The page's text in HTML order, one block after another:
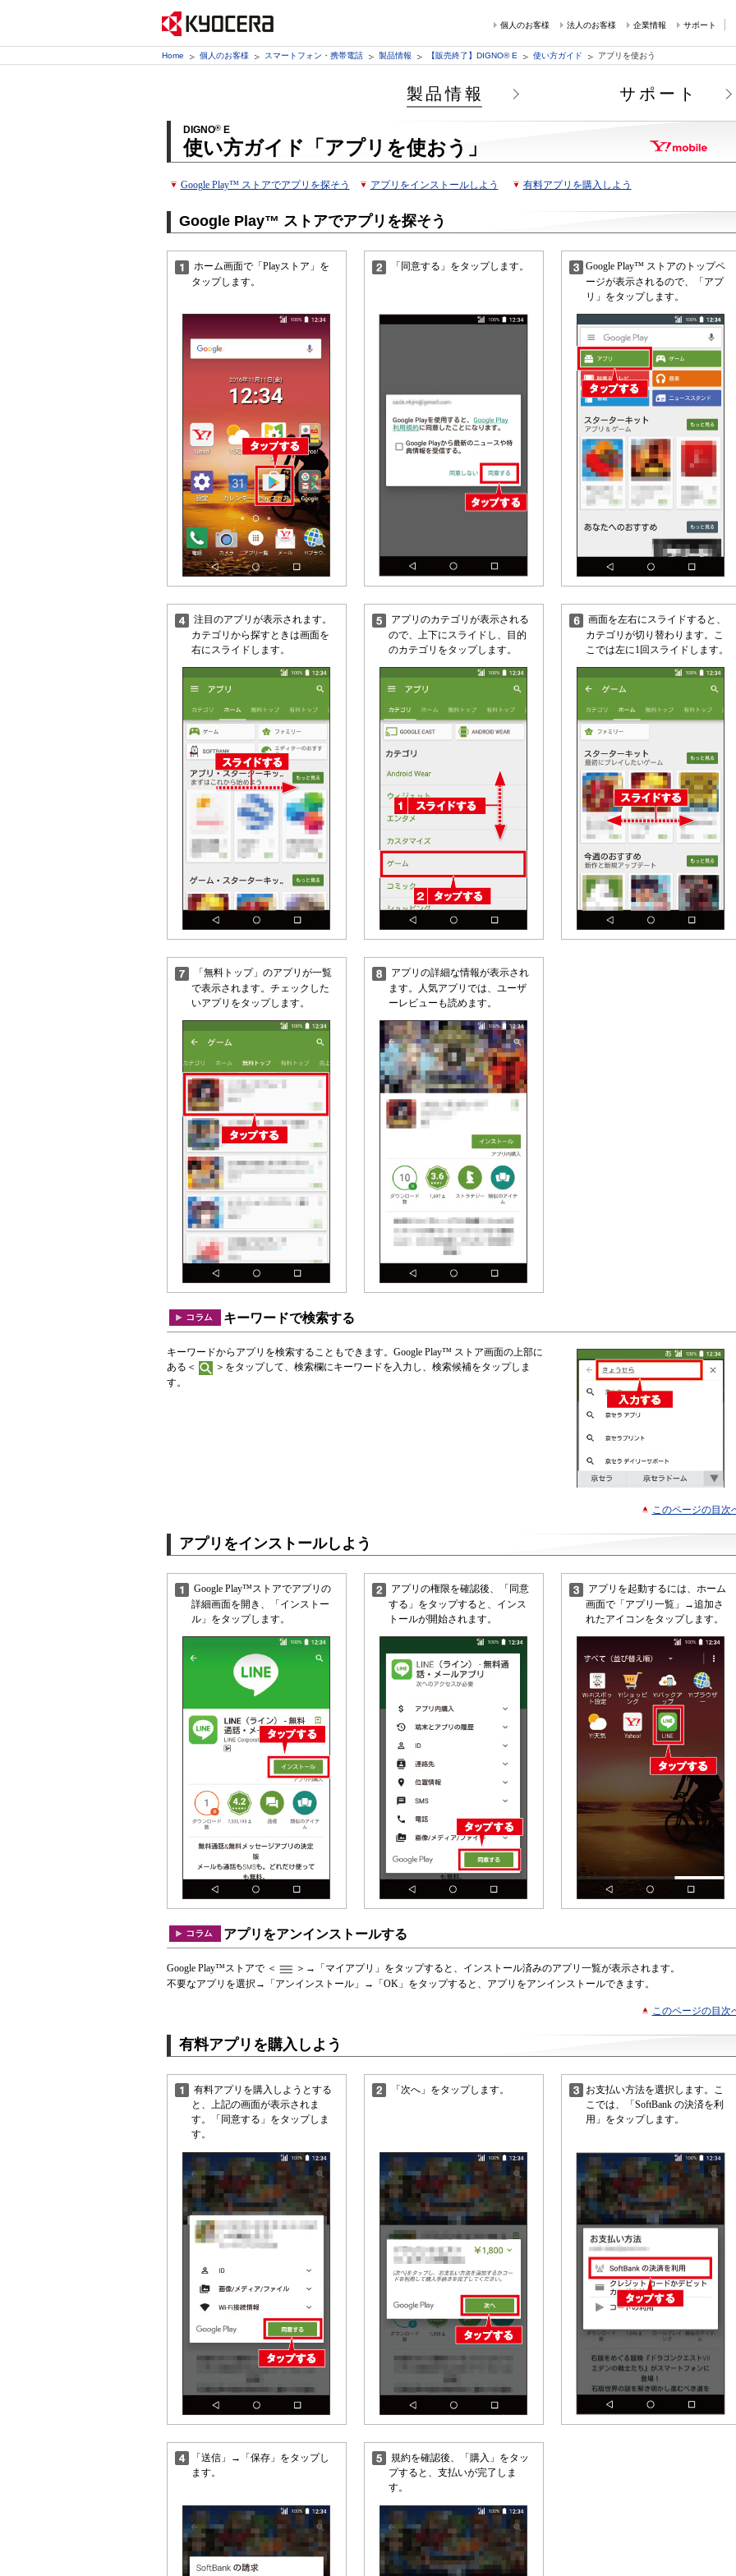
個人のお客様 法人のお客様 企業情報 サポート
Home 個人のお客様 スマートフォン・携帯電話 製品情報 【販売終了】DIGNO® E 使い方ガイド アプリを使おう
製品情報 サポート
DIGNO®E
使い方ガイド「アプリを使おう」
Google Play™ ストアでアプリを探そう アプリをインストールしよう 有料アプリを購入しよう
Google Play™ ストアでアプリを探そう
ホーム画面で「Playストア」を
タップします。
「同意する」をタップします。
Google Play™ ストアのトップペ
ージが表示されるので、「アプ
リ」をタップします。
注目のアプリが表示されます。
カテゴリから探すときは画面を
右にスライドします。
アプリのカテゴリが表示される
ので、上下にスライドし、目的
のカテゴリをタップします。
画面を左右にスライドすると、
カテゴリが切り替わります。こ
こでは左に1回スライドします。
「無料トップ」のアプリが一覧
で表示されます。チェックした
いアプリをタップします。
アプリの詳細な情報が表示され
ます。人気アプリでは、ユーザ
ーレビューも読めます。
キーワードで検索する
キーワードからアプリを検索することもできます。Google Play™ ストア画面の上部に
ある＜
＞をタップして、検索欄にキーワードを入力し、検索候補をタップしま
す。
このページの目次
アプリをインストールしよう
Google Play™ストアでアプリの
詳細画面を開き、「インストー
ル」をタップします。
アプリの権限を確認後、「同意
する」をタップすると、インス
トールが開始されます。
アプリを起動するには、ホーム
画面で「アプリ一覧」→追加さ
れたアイコンをタップします。
アプリをアンインストールする
Google Play™ストアで ＜
＞→「マイアプリ」をタップすると、インストール済みのアプリ一覧が表示されます。
不要なアプリを選択→「アンインストール」→「OK」をタップすると、アプリをアンインストールできます。
このページの目次
有料アプリを購入しよう
有料アプリを購入しようとする
と、上記の画面が表示されま
す。「同意する」をタップしま
す。
「次へ」をタップします。
お支払い方法を選択します。こ
こでは、「SoftBank の決済を利
用」をタップします。
「送信」→「保存」をタップし
ます。
規約を確認後、「購入」をタッ
プすると、支払いが完了しま
す。